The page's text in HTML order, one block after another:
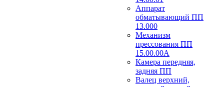
Аппарат
обматывающий ПП
13.000
Механизм
прессования ПП
15.00.00А
Камера передняя,
задняя ПП
Валец верхний,